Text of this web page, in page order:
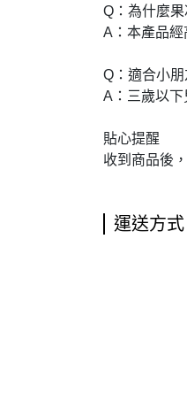
Q：為什麼
A：本產品經
Q：適合小朋
A：三歲以下
貼心提醒
收到商品後
運送方式